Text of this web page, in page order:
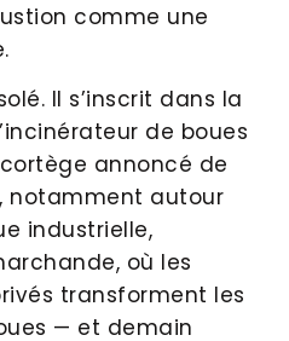
comme une
Il s’inscrit dans la
de boues
annoncé de
notamment autour
industrielle,
où les
transforment les
— et demain